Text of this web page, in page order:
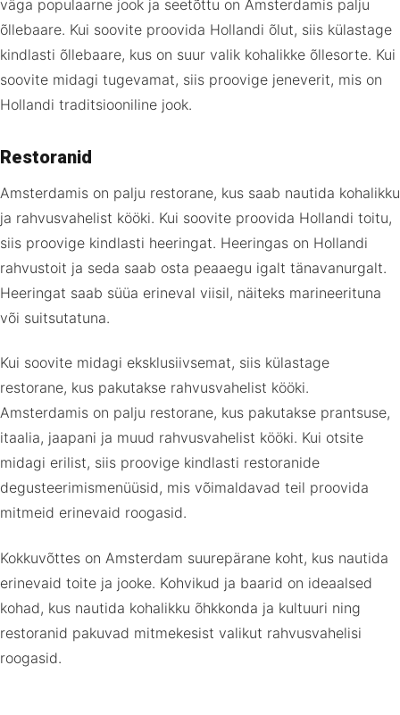
väga populaarne jook ja seetõttu on Amsterdamis palju
õllebaare. Kui soovite proovida Hollandi õlut, siis külastage
kindlasti õllebaare, kus on suur valik kohalikke õllesorte. Kui
soovite midagi tugevamat, siis proovige jeneverit, mis on
Hollandi traditsiooniline jook.
Restoranid
Amsterdamis on palju restorane, kus saab nautida kohalikku
ja rahvusvahelist kööki. Kui soovite proovida Hollandi toitu,
siis proovige kindlasti heeringat. Heeringas on Hollandi
rahvustoit ja seda saab osta peaaegu igalt tänavanurgalt.
Heeringat saab süüa erineval viisil, näiteks marineerituna
või suitsutatuna.
Kui soovite midagi eksklusiivsemat, siis külastage
restorane, kus pakutakse rahvusvahelist kööki.
Amsterdamis on palju restorane, kus pakutakse prantsuse,
itaalia, jaapani ja muud rahvusvahelist kööki. Kui otsite
midagi erilist, siis proovige kindlasti restoranide
degusteerimismenüüsid, mis võimaldavad teil proovida
mitmeid erinevaid roogasid.
Kokkuvõttes on Amsterdam suurepärane koht, kus nautida
erinevaid toite ja jooke. Kohvikud ja baarid on ideaalsed
kohad, kus nautida kohalikku õhkkonda ja kultuuri ning
restoranid pakuvad mitmekesist valikut rahvusvahelisi
roogasid.